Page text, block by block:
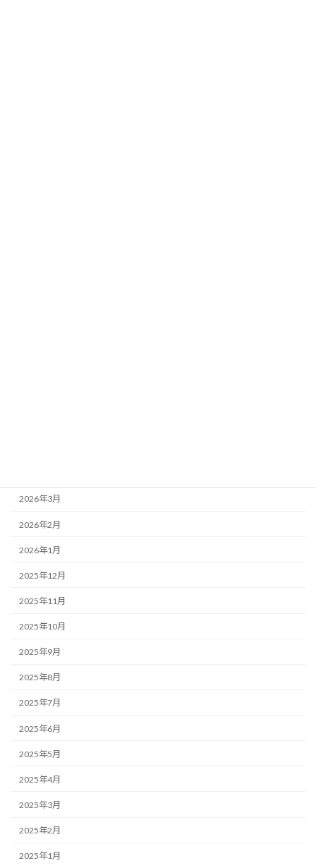
2026年3月
2026年2月
2026年1月
2025年12月
2025年11月
2025年10月
2025年9月
2025年8月
2025年7月
2025年6月
2025年5月
2025年4月
2025年3月
2025年2月
2025年1月